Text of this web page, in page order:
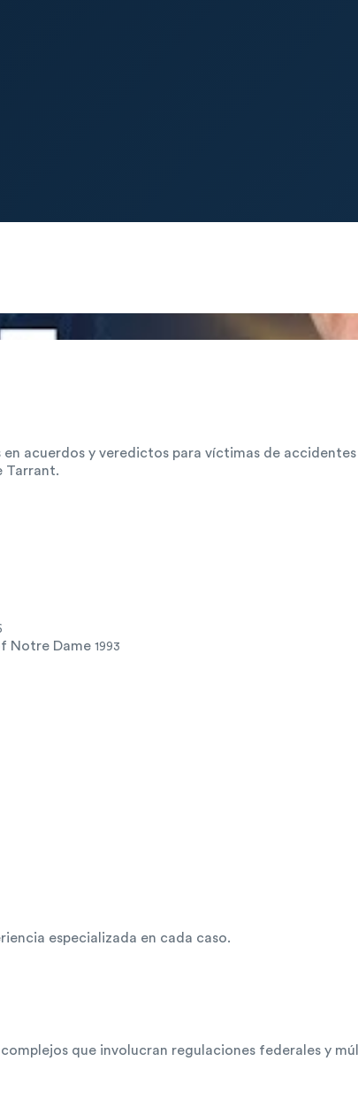
acuerdos y veredictos para víctimas de
Tarrant.
Notre Dame 1993
especializada en cada caso.
que involucran regulaciones federales y